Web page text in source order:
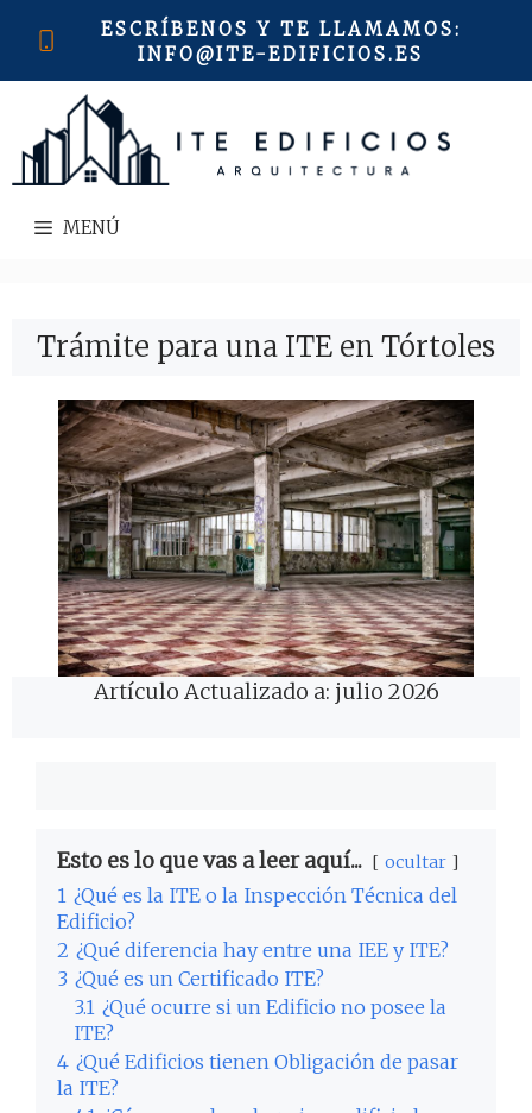
ESCRÍBENOS Y TE LLAMAMOS:
INFO@ITE-EDIFICIOS.ES
MENÚ
Trámite para una ITE en Tórtoles
Artículo Actualizado a: julio 2026
Esto es lo que vas a leer aquí... ocultar
1 ¿Qué es la ITE o la Inspección Técnica del
Edificio?
2 ¿Qué diferencia hay entre una IEE y ITE?
3 ¿Qué es un Certificado ITE?
3.1 ¿Qué ocurre si un Edificio no posee la
ITE?
4 ¿Qué Edificios tienen Obligación de pasar
la ITE?